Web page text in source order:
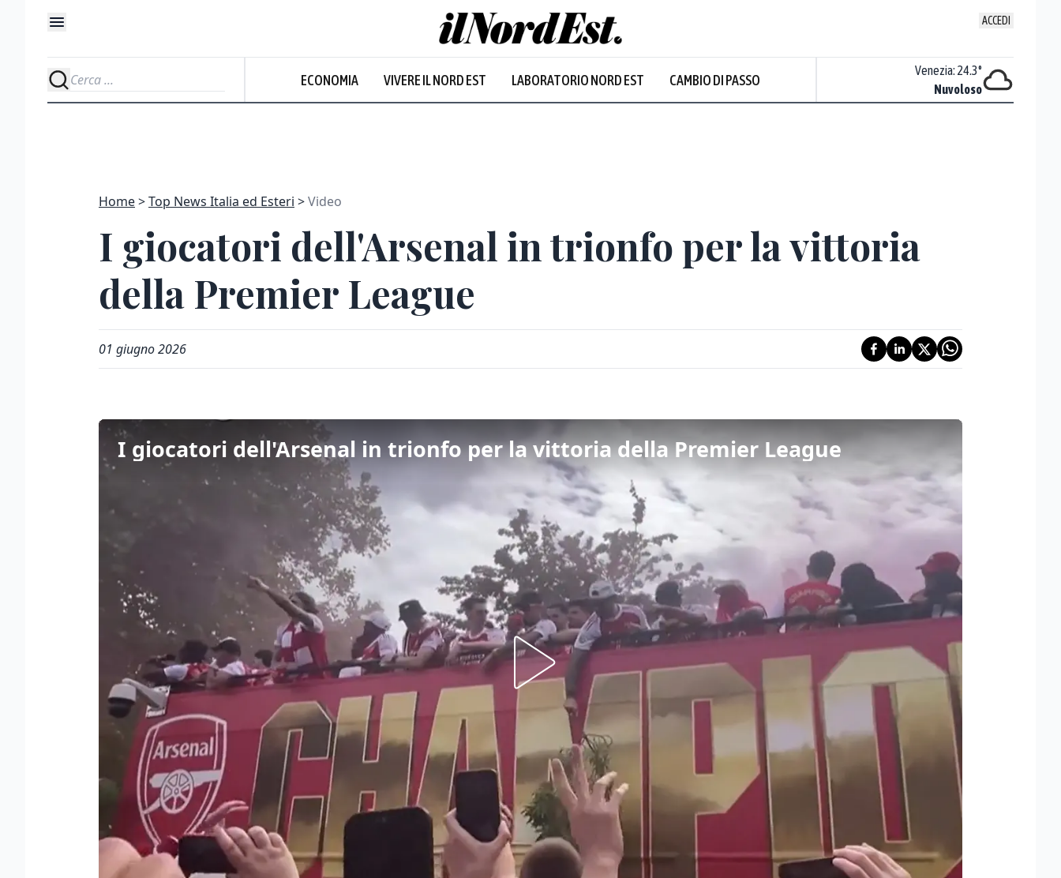
ACCEDI
ECONOMIA VIVERE IL NORD EST LABORATORIO NORD EST CAMBIO DI PASSO
Nuvoloso
Venezia: 24.3°
Nuvoloso
Home Top News Italia ed Esteri Video
I giocatori dell'Arsenal in trionfo per la vittoria
della Premier League
01 giugno 2026
I giocatori dell'Arsenal in trionfo per la vittoria della Premier League